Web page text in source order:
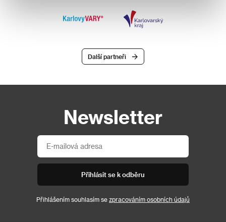
Další partneři
Newsletter
Přihlásit se k odběru
Přihlášením souhlasím se zpracováním osobních údajů